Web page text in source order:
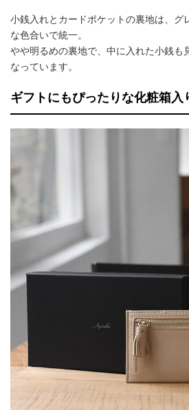
小銭入れとカードポケットの裏地は、グ
な色合いで統一。
やや明るめの裏地で、中に入れた小銭も
なっています。
ギフトにもぴったりな化粧箱入